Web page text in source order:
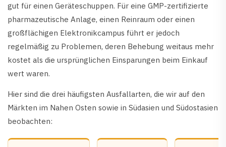
gut für einen Geräteschuppen. Für eine GMP-zertifizierte
pharmazeutische Anlage, einen Reinraum oder einen
großflächigen Elektronikcampus führt er jedoch
regelmäßig zu Problemen, deren Behebung weitaus mehr
kostet als die ursprünglichen Einsparungen beim Einkauf
wert waren.
Hier sind die drei häufigsten Ausfallarten, die wir auf den
Märkten im Nahen Osten sowie in Südasien und Südostasien
beobachten: